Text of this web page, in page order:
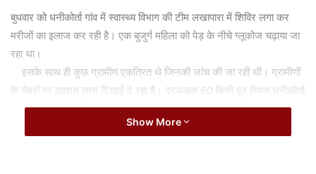
बुधवार को धनीकोर्ता गांव में स्वास्थ्य विभाग की टीम लखापारा में शिविर लगा कर
मरीजों का इलाज कर रही है। एक बुजुर्ग महिला को पेड़ के नीचे ग्लूकोज चढ़ाया जा
रहा था।
इसके साथ ही कुछ ग्रामीण एकत्रित थे जिनकी जांच की जा रही थी। ग्रामीणों
के चेहरों पर दहशत साफ दिखाई दे रहा है। दरअसल 60 किमी दूर स्थित धनीकोर्ता
कुन्ना पंचायत का आश्रित गांव है।
यहां पारे लखापारा, पटेलपारा में 620 लोग निवासरत हैं। ग्रामीणों ने बताया कि
Show More